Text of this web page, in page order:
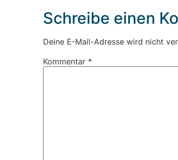
Schreibe einen
Deine E-Mail-Adresse wird nicht
Kommentar *